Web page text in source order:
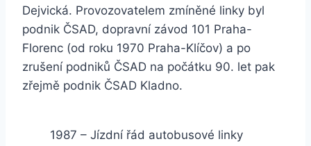
Dejvická. Provozovatelem zmíněné linky byl
podnik ČSAD, dopravní závod 101 Praha-
Florenc (od roku 1970 Praha-Klíčov) a po
zrušení podniků ČSAD na počátku 90. let pak
zřejmě podnik ČSAD Kladno.
1987 – Jízdní řád autobusové linky